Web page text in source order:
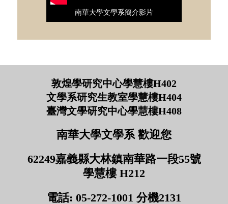
南華大學文學系簡介影片
敦煌學研究中心學慧樓H402
文學系研究生教室學慧樓H404
臺灣文學研究中心學慧樓H408
南華大學文學系 歡迎您
62249嘉義縣大林鎮南華路一段55號
學慧樓 H212
電話: 05-272-1001 分機2131